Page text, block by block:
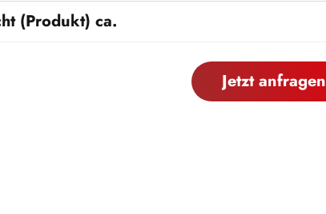
(Produkt) ca.
Jetzt anfragen